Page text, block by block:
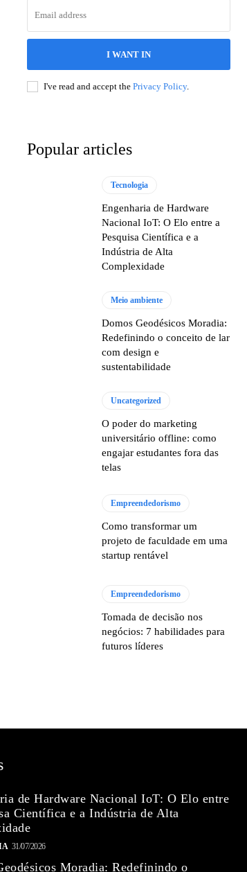
I WANT IN
I've read and accept the Privacy Policy.
Popular articles
Tecnologia
Engenharia de Hardware
Nacional IoT: O Elo entre a
Pesquisa Científica e a
Indústria de Alta
Complexidade
Meio ambiente
Domos Geodésicos Moradia:
Redefinindo o conceito de lar
com design e
sustentabilidade
Uncategorized
O poder do marketing
universitário offline: como
engajar estudantes fora das
telas
Empreendedorismo
Como transformar um
projeto de faculdade em uma
startup rentável
Empreendedorismo
Tomada de decisão nos
negócios: 7 habilidades para
futuros líderes
de Hardware Nacional IoT: O Elo entre
Científica e a Indústria de Alta
31/07/2026
Moradia: Redefinindo o